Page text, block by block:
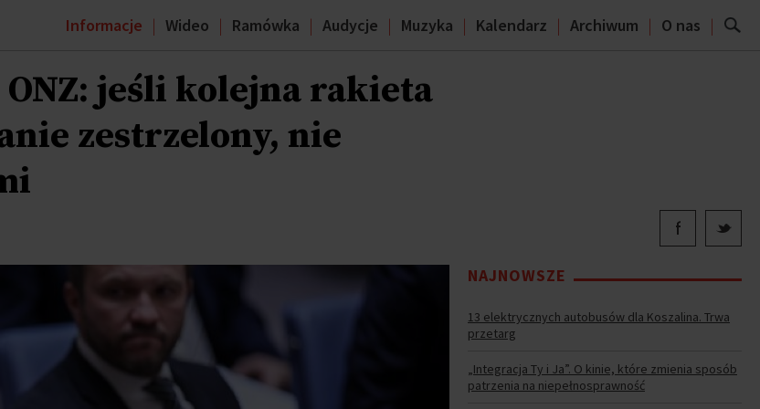
Informacje Wideo Ramówka Audycje Muzyka Kalendarz Archiwum O nas
jeśli kolejna rakieta
zestrzelony, nie
NAJNOWSZE
13 elektrycznych autobusów dla Koszalina. Trwa
przetarg
„Integracja Ty i Ja”. O kinie, które zmienia sposób
patrzenia na niepełnosprawność